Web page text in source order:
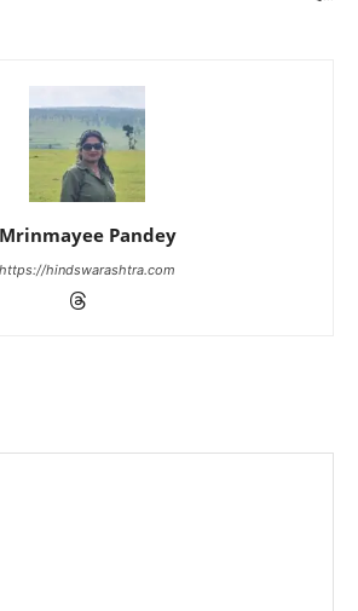
Mrinmayee Pandey
https://hindswarashtra.com